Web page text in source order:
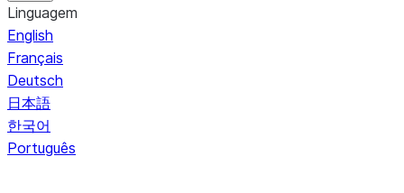
Linguagem
English
Français
Deutsch
日本語
한국어
Português